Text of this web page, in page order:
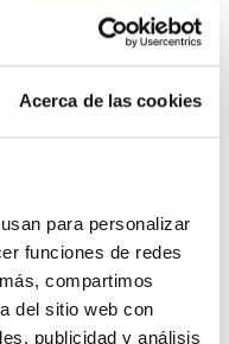
Acerca de las cookies
para personalizar
funciones de redes
compartimos
del sitio web con
publicidad y análisis